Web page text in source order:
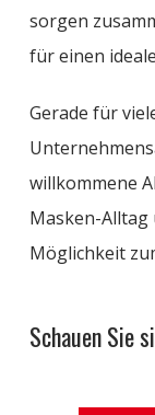
sorgen
für einen
Gerade für
willkommene
Masken-Alltag
Möglichkeit
Schauen Sie